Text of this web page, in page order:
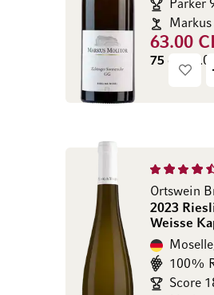
Parker
63.00
75 cl
2023
Weisse
100%
Score